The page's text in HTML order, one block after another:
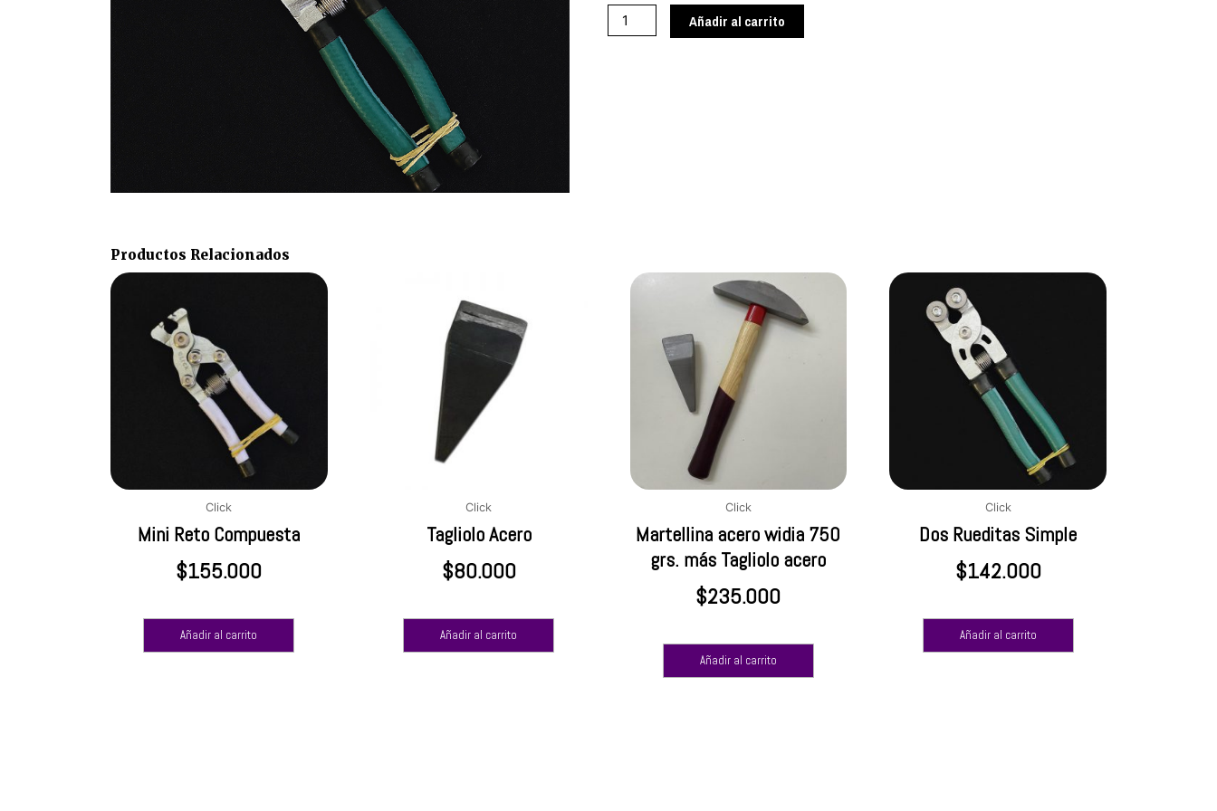
cantidad
Añadir al carrito
Productos Relacionados
Click
Mini Reto Compuesta
$155.000
Añadir al carrito
Click
Tagliolo Acero
$80.000
Añadir al carrito
Click
Martellina acero widia 750
grs. más Tagliolo acero
$235.000
Añadir al carrito
Click
Dos Rueditas Simple
$142.000
Añadir al carrito